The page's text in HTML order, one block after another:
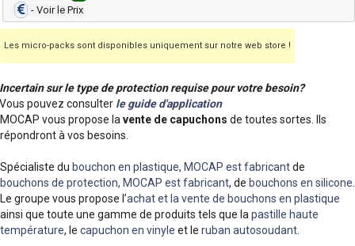
- Voir le Prix
Les micro-packs sont disponibles uniquement sur notre web store !
Incertain sur le type de protection requise pour votre besoin?
Vous pouvez consulter le guide d'application
MOCAP vous propose lavente de capuchons de toutes sortes. Ils
répondront à vos besoins.
Spécialiste du bouchon en plastique, MOCAP est fabricantde
bouchons de protection, MOCAP est fabricant, de bouchons en silicone.
Le groupe vous propose l’achat et la vente de bouchons en plastique
ainsi que toute une gamme de produits tels que lapastille haute
température, le capuchon en vinyle et le ruban autosoudant.